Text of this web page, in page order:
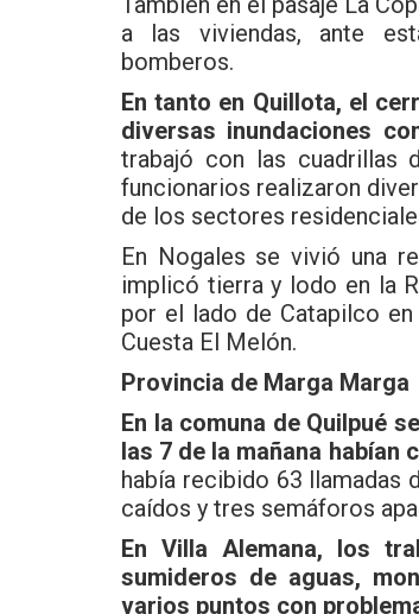
a las viviendas, ante
bomberos.
En tanto en Quillota, el
diversas inundaciones
trabajó con las cuadrillas
funcionarios realizaron
de los sectores
En Nogales se vivió una
implicó tierra y lodo en la
por el lado de Catapilco
Cuesta El Melón.
Provincia de Marga Marga
En la comuna de Quilpué
las 7 de la mañana habían
había recibido 63 llamadas
caídos y tres semáforos
En Villa Alemana, los
sumideros de aguas,
varios puntos con